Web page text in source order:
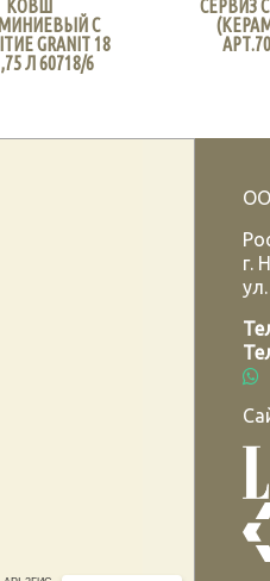
КОВШ
С
GRANIT 18
Л 60718/6
СЕРВИЗ
г.